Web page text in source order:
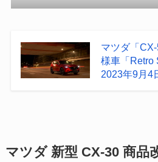
マツダ「
様車「Retro
2023年9月4
マツダ 新型 CX-30 商品